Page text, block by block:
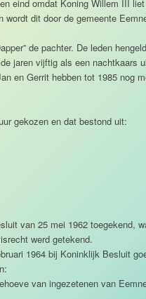
eind omdat Koning Willem III
dit door de gemeente
de pachter. De leden
jaren vijftig als een nachtkaars
en Gerrit hebben tot 1985 nog
gekozen en dat bestond uit:
van 25 mei 1962 toegekend,
werd getekend.
1964 bij Koninklijk Besluit
van ingezetenen van